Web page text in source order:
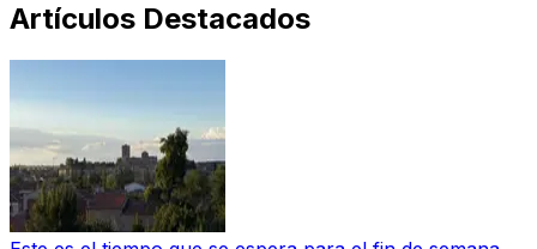
Artículos Destacados